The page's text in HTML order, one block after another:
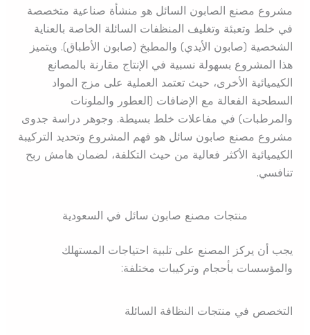
مشروع مصنع الصابون السائل هو منشأة صناعية متخصصة
في خلط وتعبئة وتغليف المنظفات السائلة الخاصة بالعناية
الشخصية (صابون الأيدي) والمطبخ (صابون الأطباق). ويتميز
هذا المشروع بسهولة نسبية في الإنتاج مقارنة بالمصانع
الكيميائية الأخرى، حيث تعتمد العملية على مزج المواد
السطحية الفعالة مع الإضافات (العطور والملونات
والمرطبات) في مفاعلات خلط بسيطة. وجوهر دراسة جدوى
مشروع مصنع صابون سائل هو فهم المشروع وتحديد التركيبة
الكيميائية الأكثر فعالية من حيث التكلفة، لضمان هامش ربح
تنافسي.
منتجات مصنع صابون سائل في السعودية
يجب أن يركز المصنع على تلبية احتياجات المستهلك
والمؤسسات بأحجام وتركيبات مختلفة:
التخصص في منتجات النظافة السائلة